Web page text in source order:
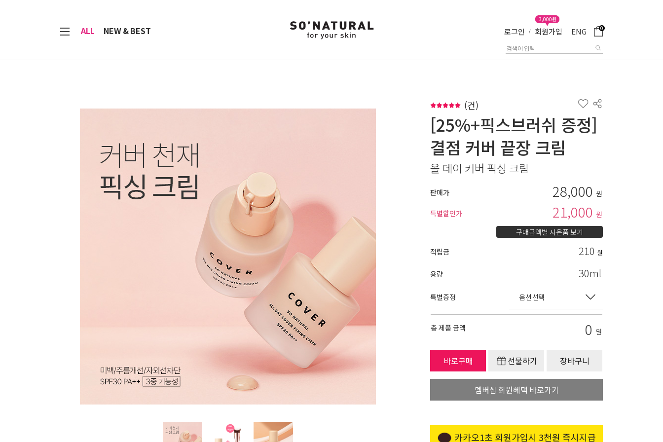
ALL NEW & BEST 로그인 / 회원가입
3,000원
ENG 0
(건)
[25%+픽스브러쉬 증정]
결점 커버 끝장 크림
올 데이 커버 픽싱 크림
판매가 28,000 원
특별할인가
21,000 원
구매금액별 사은품 보기
적립금
210 원
용량 30ml
특별증정
총 제품 금액 0 원
바로구매 선물하기 장바구니
멤버십 회원혜택 바로가기
카카오1초 회원가입시 3천원 즉시지급